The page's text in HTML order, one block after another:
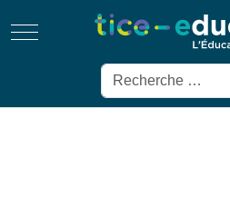
Mobile Menu Toggle
Rechercher